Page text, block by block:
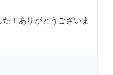
！ありがとうございま